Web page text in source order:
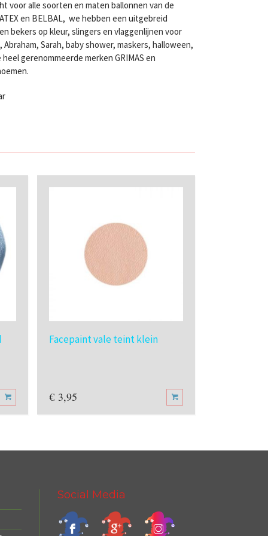
voor alle soorten en maten ballonnen van de
en BELBAL, we hebben een uitgebreid
bekers op kleur, slingers en vlaggenlijnen voor
Sarah, baby shower, maskers, halloween,
gerenommeerde merken GRIMAS en
Facepaint vale teint klein
€ 3,95
Social Media